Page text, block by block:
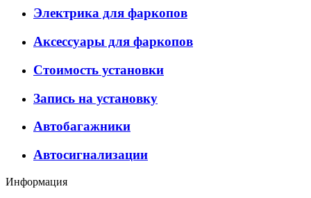
Электрика для фаркопов
Аксессуары для фаркопов
Стоимость установки
Запись на установку
Автобагажники
Автосигнализации
Информация